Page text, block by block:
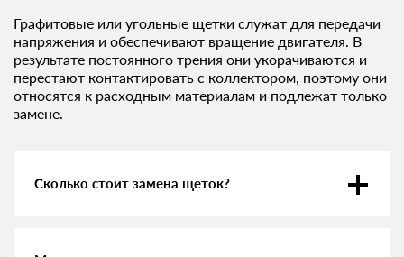
Графитовые или угольные щетки служат для передачи
напряжения и обеспечивают вращение двигателя. В
результате постоянного трения они укорачиваются и
перестают контактировать с коллектором, поэтому они
относятся к расходным материалам и подлежат только
замене.
Сколько стоит замена щеток?